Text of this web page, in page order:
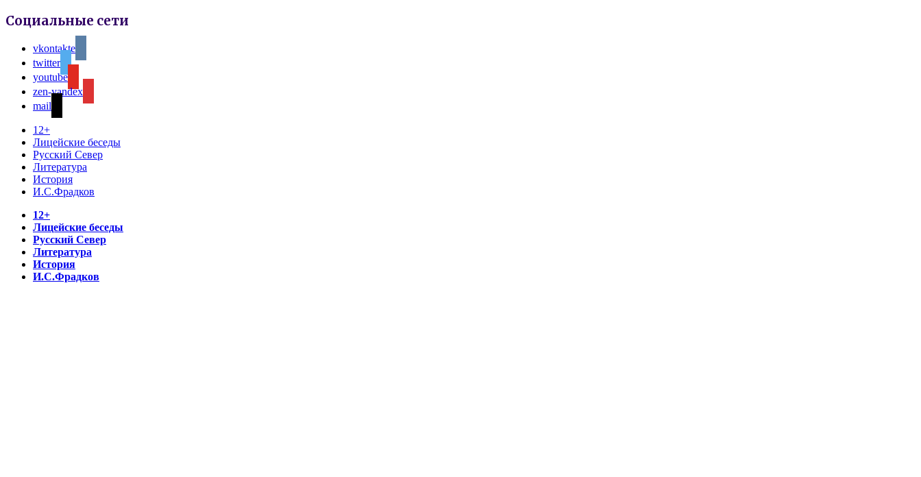
Социальные сети
vkontakte
twitter
youtube
zen-yandex
mail
12+
Лицейские беседы
Русский Север
Литература
История
И.С.Фрадков
12+
Лицейские беседы
Русский Север
Литература
История
И.С.Фрадков